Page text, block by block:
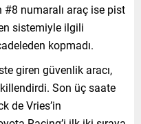
numaralı araç ise pist
sistemiyle ilgili
kopmadı.
giren güvenlik aracı,
Son üç saate
de Vries’in